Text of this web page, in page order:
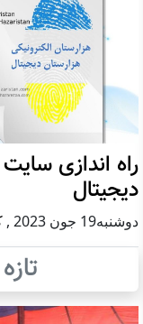
راه اندازی
دیجیتال
دوشنبه19 جون 2023 ,